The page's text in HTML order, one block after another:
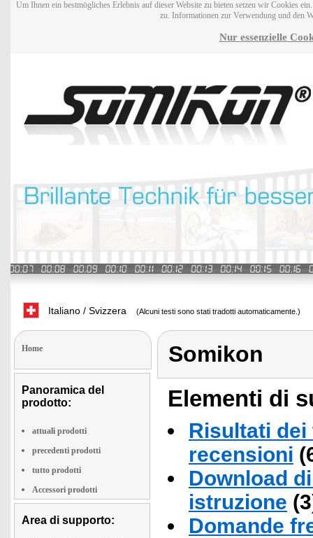
Um Ihnen ein bestmögliches Erlebnis auf dieser Website zu bieten setzen wir Cookies
zu. Informationen zur Verwendung und den
Nur essenzielle
Italiano / Svizzera (Alcuni testi sono stati tradotti automaticamente.)
Home
Panoramica del
prodotto:
attuali prodotti
precedenti prodotti
tutto prodotti
Accessori prodotti
Area di supporto:
Somikon
Elementi di
Risultati
recensioni
Download
istruzione
Domande